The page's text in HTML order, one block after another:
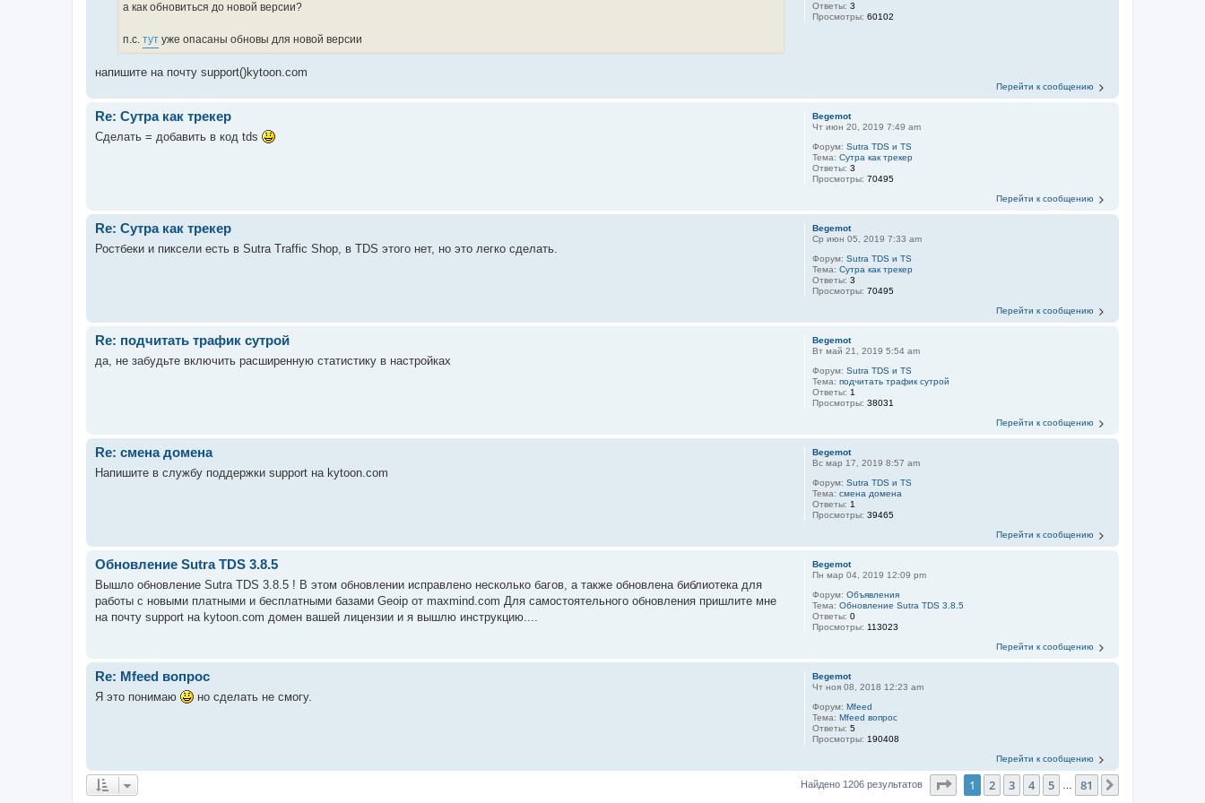
Ответы:3
Просмотры:60102
а как обновиться до новой версии?
п.с. тут уже опасаны обновы для новой версии
напишите на почту support()kytoon.com
Перейти к сообщению
Begemot
Чт июн 20, 2019 7:49 am
Форум:Sutra TDS и TS
Тема:Сутра как трекер
Ответы:3
Просмотры:70495
Re: Сутра как трекер
Сделать = добавить в код tds
Перейти к сообщению
Begemot
Ср июн 05, 2019 7:33 am
Форум:Sutra TDS и TS
Тема:Сутра как трекер
Ответы:3
Просмотры:70495
Re: Сутра как трекер
Ростбеки и пиксели есть в Sutra Traffic Shop, в TDS этого нет, но это легко сделать.
Перейти к сообщению
Begemot
Вт май 21, 2019 5:54 am
Форум:Sutra TDS и TS
Тема:подчитать трафик сутрой
Ответы: 1
Просмотры:38031
Re: подчитать трафик сутрой
да, не забудьте включить расширенную статистику в настройках
Перейти к сообщению
Begemot
Вс мар 17, 2019 8:57 am
Форум:Sutra TDS и TS
Тема:смена домена
Ответы: 1
Просмотры:39465
Re: смена домена
Напишите в службу поддержки support на kytoon.com
Перейти к сообщению
Begemot
Пн мар 04, 2019 12:09 pm
Форум:Объявления
Тема:Обновление Sutra TDS 3.8.5
Ответы:0
Просмотры: 113023
Обновление Sutra TDS 3.8.5
Вышло обновление Sutra TDS 3.8.5 ! В этом обновлении исправлено несколько багов, а также обновлена библиотека для
работы с новыми платными и бесплатными базами Geoip от maxmind.com Для самостоятельного обновления пришлите мне
на почту support на kytoon.com домен вашей лицензии и я вышлю инструкцию....
Перейти к сообщению
Begemot
Чт ноя 08, 2018 12:23 am
Форум:Mfeed
Тема:Mfeed вопрос
Ответы:5
Просмотры: 190408
Re: Mfeed вопрос
Я это понимаю но сделать не смогу.
Перейти к сообщению
Найдено 1206 результатов Страница1 из 81
1 2 3 4 5 81